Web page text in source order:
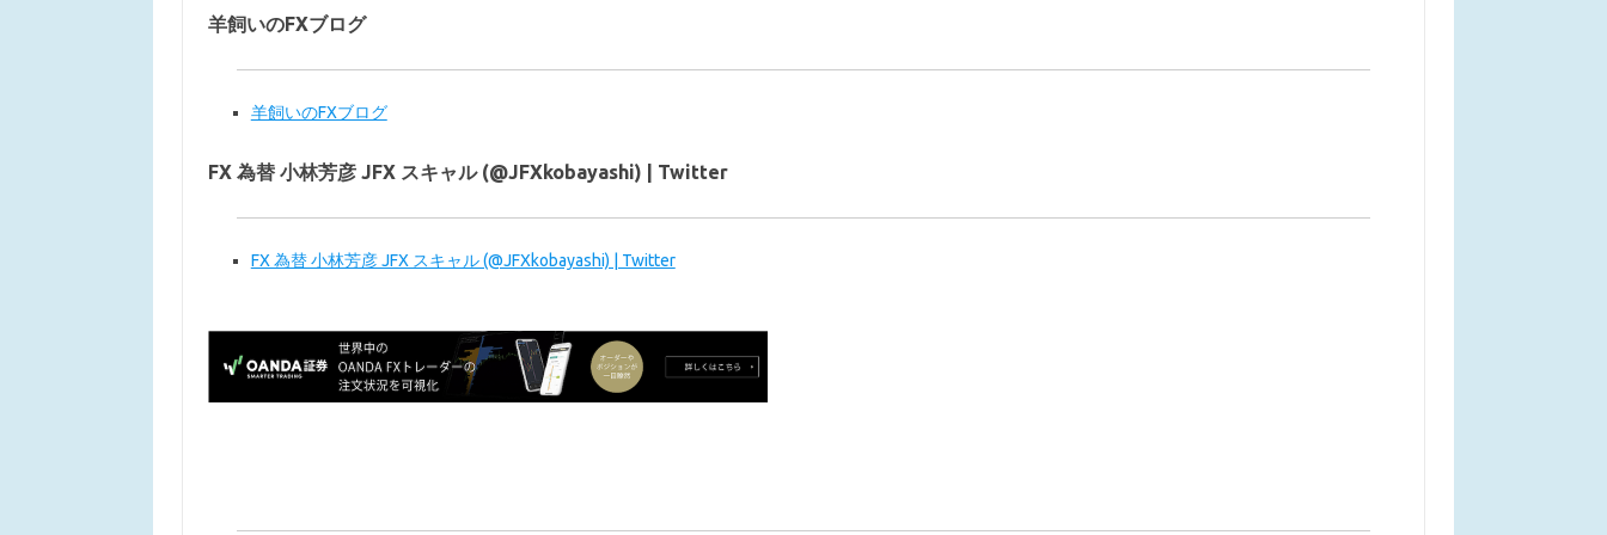
羊飼いのFXブログ
羊飼いのFXブログ
FX 為替 小林芳彦 JFX スキャル (@JFXkobayashi) | Twitter
FX 為替 小林芳彦 JFX スキャル (@JFXkobayashi) | Twitter